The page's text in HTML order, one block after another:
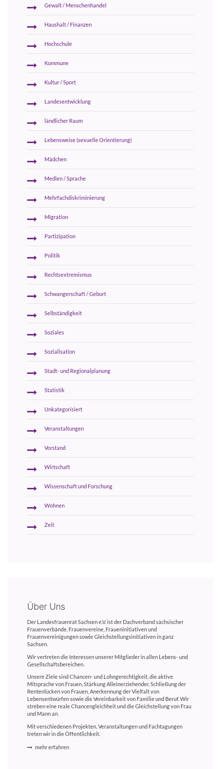
Gewalt / Menschenhandel
Haushalt / Finanzen
Hochschule
Kommune
Kultur / Sport
Landesentwicklung
ländlicher Raum
Lebensweise (sexuelle Orientierung)
Mädchen
Medien / Sprache
Mehrfachdiskriminierung
Migration
Partizipation
Politik
Rechtsextremismus
Schwangerschaft / Geburt
Selbständigkeit
Soziales
Sozialisation
Stadt- und Regionalplanung
Statistik
Unkategorisiert
Veranstaltungen
Vorstand
Wirtschaft
Wissenschaft und Forschung
Wohnen
Zeit
Über Uns
Der Landesfrauenrat Sachsen e.V. ist der Dachverband sächsischer
Frauenverbände, Frauenvereine, Fraueninitiativen und
Frauenvereinigungen sowie Gleichstellungsinitiativen in ganz
Sachsen.
Wir vertreten die Interessen unserer Mitglieder in allen Lebens- und
Gesellschaftsbereichen.
Unsere Ziele sind Chancen- und Lohngerechtigkeit, die aktive
Mitsprache von Frauen, Stärkung Alleinerziehender, Schließung der
Rentenlücken von Frauen, Anerkennung der Vielfalt von
Lebensentwürfen sowie die Vereinbarkeit von Familie und Beruf. Wir
streben eine reale Chancengleichheit und die Gleichstellung von Frau
und Mann an.
Mit verschiedenen Projekten, Veranstaltungen und Fachtagungen
treten wir in die Öffentlichkeit.
mehr erfahren